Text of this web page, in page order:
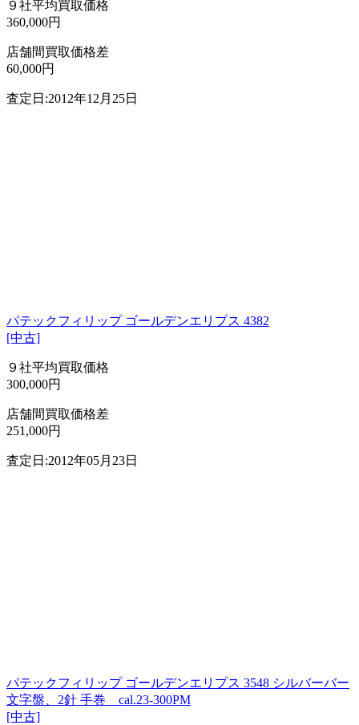
９社平均買取価格
360,000円
店舗間買取価格差
60,000円
査定日:2012年12月25日
パテックフィリップ ゴールデンエリプス 4382
[中古]
９社平均買取価格
300,000円
店舗間買取価格差
251,000円
査定日:2012年05月23日
パテックフィリップ ゴールデンエリプス 3548 シルバーバー
文字盤、2針 手巻 cal.23-300PM
[中古]